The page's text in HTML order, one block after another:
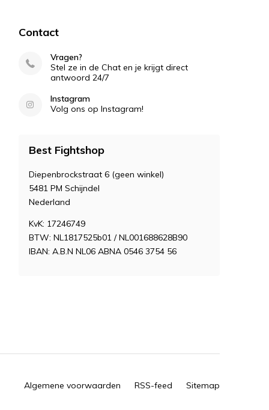
Contact
Vragen?
Stel ze in de Chat en je krijgt direct
antwoord 24/7
Instagram
Volg ons op Instagram!
Best Fightshop
Diepenbrockstraat 6 (geen winkel)
5481 PM Schijndel
Nederland
KvK: 17246749
BTW: NL1817525b01 / NL001688628B90
IBAN: A.B.N NL06 ABNA 0546 3754 56
Algemene voorwaarden RSS-feed Sitemap